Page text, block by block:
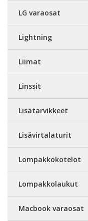
LG varaosat
Lightning
Liimat
Linssit
Lisätarvikkeet
Lisävirtalaturit
Lompakkokotelot
Lompakkolaukut
Macbook varaosat